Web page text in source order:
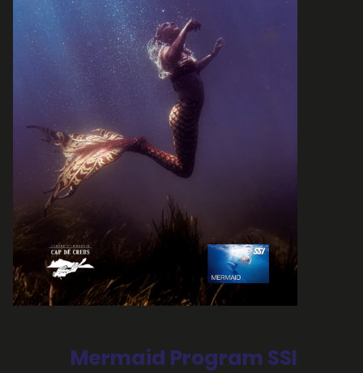
Mermaid Program SSI